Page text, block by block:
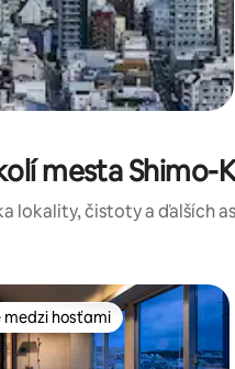
mesta Shimo-
lokality, čistoty a ďalších
medzi hosťami
medzi hosťami